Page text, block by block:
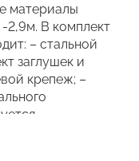
материалы
2,9м. В комплект
– стальной
заглушек и
крепеж; –
на одну дверь.